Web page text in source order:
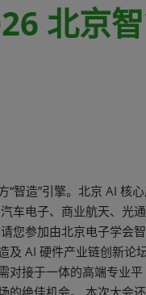
北京
“智造”引擎。北京 AI
车电子、商业航天、光
您参加由北京电子学会
及 AI 硬件产业链创新
对接于一体的高端专业
的绝佳机会。 本次大会